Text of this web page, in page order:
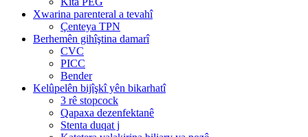
Xwarina parenteral a tevahî
Çenteya TPN
Berhemên gihîştina damarî
CVC
PICC
Bender
Kelûpelên bijîşkî yên bikarhatî
3 rê stopcock
Qapaxa dezenfektanê
Stenta duqat j